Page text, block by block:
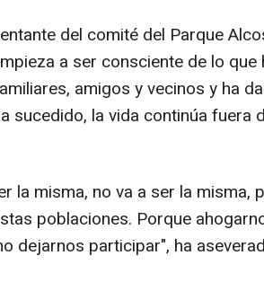
del comité del Parque
a ser consciente de lo que
amigos y vecinos y ha
sucedido, la vida continúa fuera
la misma, no va a ser la misma,
poblaciones. Porque
dejarnos participar", ha